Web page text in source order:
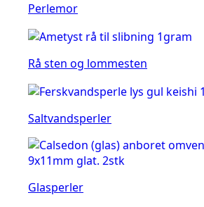
Perlemor
Rå sten og lommesten
Saltvandsperler
Glasperler